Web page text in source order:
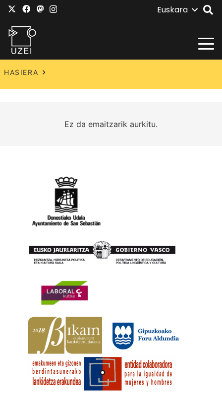
Euskara
HASIERA
Ez da emaitzarik aurkitu.